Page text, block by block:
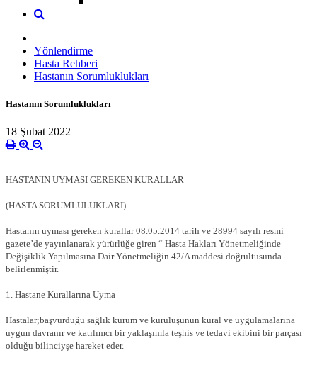
Yönlendirme
Hasta Rehberi
Hastanın Sorumluklukları
Hastanın Sorumluklukları
18 Şubat 2022
HASTANIN UYMASI GEREKEN KURALLAR
(HASTA SORUMLULUKLARI)
Hastanın uyması gereken kurallar 08.05.2014 tarih ve 28994 sayılı resmi
gazete’de yayınlanarak yürürlüğe giren “ Hasta Hakları Yönetmeliğinde
Değişiklik Yapılmasına Dair Yönetmeliğin 42/A maddesi doğrultusunda
belirlenmiştir.
1. Hastane Kurallarına Uyma
Hastalar;başvurduğu sağlık kurum ve kuruluşunun kural ve uygulamalarına
uygun davranır ve katılımcı bir yaklaşımla teşhis ve tedavi ekibini bir parçası
olduğu bilinciyşe hareket eder.